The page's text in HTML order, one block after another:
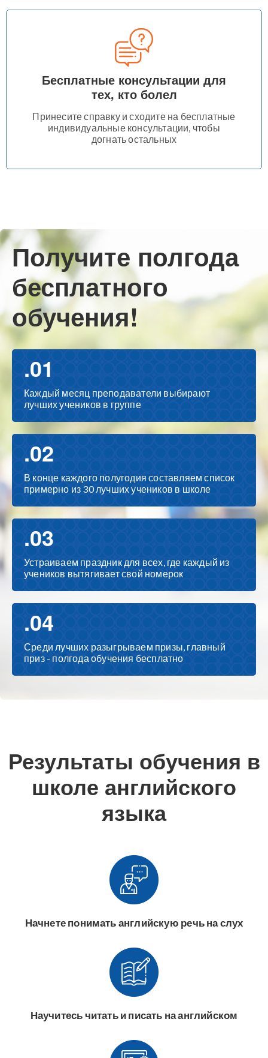
Бесплатные консультации для
тех, кто болел
Принесите справку и сходите на бесплатные
индивидуальные консультации, чтобы
догнать остальных
Получите полгода
бесплатного
обучения!
.01
Каждый месяц преподаватели выбирают
лучших учеников в группе
.02
В конце каждого полугодия составляем список
примерно из 30 лучших учеников в школе
.03
Устраиваем праздник для всех, где каждый из
учеников вытягивает свой номерок
.04
Среди лучших разыгрываем призы, главный
приз - полгода обучения бесплатно
Результаты обучения в
школе английского
языка
Начнете понимать английскую речь на слух
Научитесь читать и писать на английском